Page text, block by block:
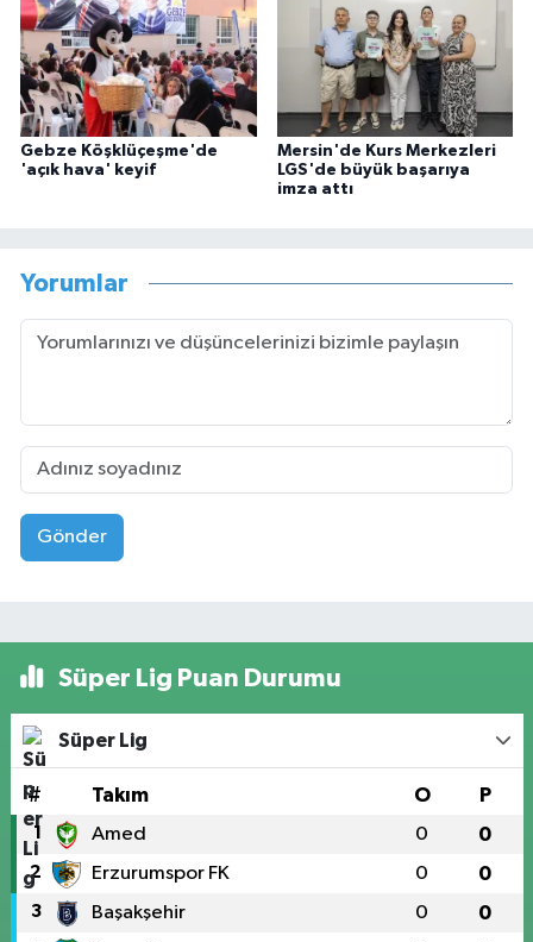
Gebze Köşklüçeşme'de
'açık hava' keyif
Mersin'de Kurs Merkezleri
LGS'de büyük başarıya
imza attı
Yorumlar
Gönder
Süper Lig Puan Durumu
Süper Lig
# Takım O P
1 Amed 0 0
2 Erzurumspor FK 0 0
3 Başakşehir 0 0